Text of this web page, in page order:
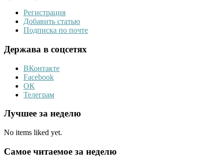
Регистрация
Добавить статью
Подписка по почте
Держава в соцсетях
ВКонтакте
Facebook
ОК
Телеграм
Лучшее за неделю
No items liked yet.
Самое читаемое за неделю